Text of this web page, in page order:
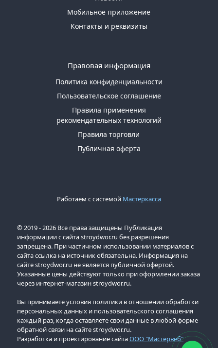
Мобильное приложение
Контакты и реквизиты
Правовая информация
Политика конфиденциальности
Пользовательское соглашение
Правила применения
рекомендательных технологий
Правила торговли
Публичная оферта
Работаем с системой Мастеркасса
© 2019 - 2026 Все права защищены Публикация
информации с сайта stroydwor.ru без разрешения
запрещена. При частичном использовании материалов с
сайта ссылка на источник обязательна. Информация на
сайте stroydwor.ru не является публичной офертой.
Указанные цены действуют только при оформлении заказа
через интернет-магазин stroydwor.ru.
Вы принимаете условия политики в отношении обработки
персональных данных и пользовательского соглашения
каждый раз, когда оставляете свои данные в любой форме
обратной связи на сайте stroydwor.ru.
Разработка и проектирование сайтаООО "Мастервеб"